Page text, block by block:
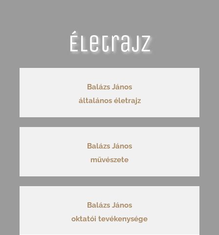
Életrajz
Balázs János
általános életrajz
Balázs János
művészete
Balázs János
oktatói tevékenysége